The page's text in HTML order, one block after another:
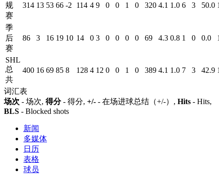
规
赛
314 13 53 66 -2 114 4 9 0 0 1 0 320 4.1 1.0 6 3 50.0
季
后
赛
86 3 16 19 10 14 0 3 0 0 0 0 69 4.3 0.8 1 0 0.0
SHL
总
共
400 16 69 85 8 128 4 12 0 0 1 0 389 4.1 1.0 7 3 42.9
词汇表
场次 - 场次, 得分- 得分, +/- - 在场进球总结（+/-）, Hits - Hits,
BLS - Blocked shots
新闻
多媒体
日历
表格
球员